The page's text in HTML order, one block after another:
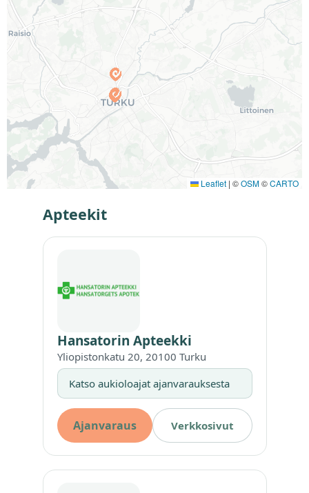
Leaflet | ©OSM©CARTO
Apteekit
Hansatorin Apteekki
Yliopistonkatu 20, 20100 Turku
Katso aukioloajat ajanvarauksesta
Ajanvaraus Verkkosivut